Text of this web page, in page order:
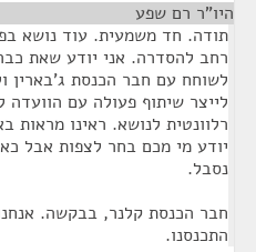
היו"ר רם שפע
תודה. חד משמעית. עוד נושא
רחב להסדרה. אני יודע שאת
לשוחח עם חבר הכנסת ג'בארין
לייצר שיתוף פעולה עם הוועדה
רלוונטית לנושא. ראינו מראות
יודע מי מכם בחר לצפות אבל
נסבל.
חבר הכנסת קלנר, בבקשה.
התכנסנו.